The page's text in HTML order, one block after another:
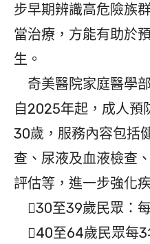
步早期辨識高危險族
當治療，方能有助於
生。
奇美醫院家庭醫學
自2025年起，成人預
30歲，服務內容包括
查、尿液及血液檢查
評估等，進一步強化
30至39歲民眾：
40至64歲民眾每3